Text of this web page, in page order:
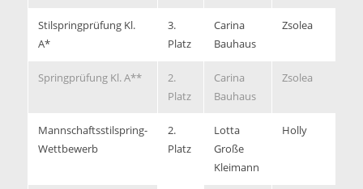
Stilspringprüfung Kl.
A*
3.
Platz
Carina
Bauhaus
Zsolea
Springprüfung Kl. A**
2.
Platz
Carina
Bauhaus
Zsolea
Mannschaftsstilspring-
Wettbewerb
2.
Platz
Lotta
Große
Kleimann
Holly